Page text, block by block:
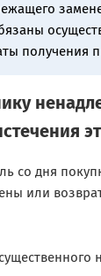
получения
со дня
или